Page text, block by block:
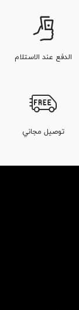
الدفع عند الاستلام
توصيل مجاني